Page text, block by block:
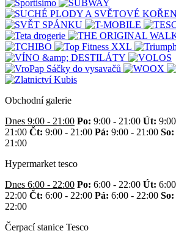
Obchodní galerie
Dnes 9:00 - 21:00 Po: 9:00 - 21:00 Út:
21:00 Čt: 9:00 - 21:00 Pá: 9:00 - 21:00 So:
21:00
Hypermarket tesco
Dnes 6:00 - 22:00 Po: 6:00 - 22:00 Út:
22:00 Čt: 6:00 - 22:00 Pá: 6:00 - 22:00 So:
22:00
Čerpací stanice Tesco